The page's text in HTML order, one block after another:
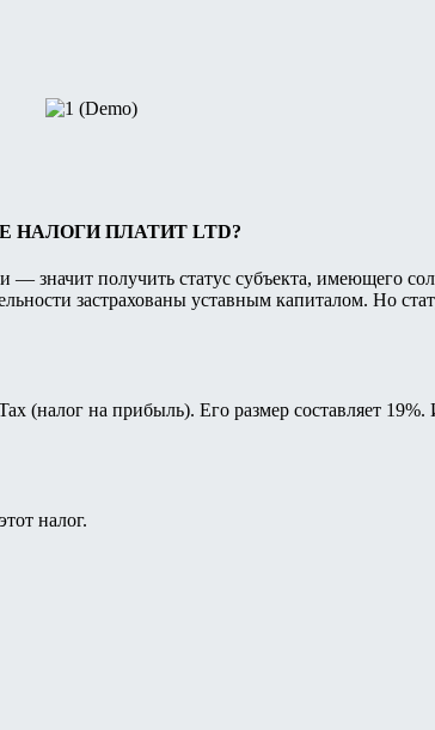
НАЛОГИ ПЛАТИТ LTD?
— значит получить статус субъекта, имеющего
застрахованы уставным капиталом. Но
на прибыль). Его размер составляет
налог.